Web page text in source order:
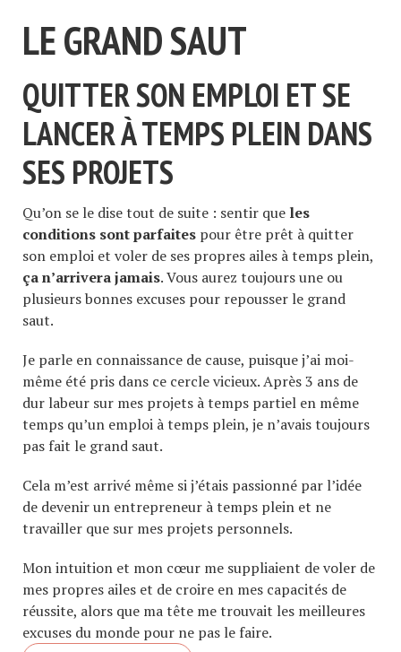
LE GRAND SAUT
QUITTER SON EMPLOI ET SE
LANCER À TEMPS PLEIN DANS
SES PROJETS
Qu’on se le dise tout de suite : sentir que les
conditions sont parfaites pour être prêt à quitter
son emploi et voler de ses propres ailes à temps plein,
ça n’arrivera jamais. Vous aurez toujours une ou
plusieurs bonnes excuses pour repousser le grand
saut.
Je parle en connaissance de cause, puisque j’ai moi-
même été pris dans ce cercle vicieux. Après 3 ans de
dur labeur sur mes projets à temps partiel en même
temps qu’un emploi à temps plein, je n’avais toujours
pas fait le grand saut.
Cela m’est arrivé même si j’étais passionné par l’idée
de devenir un entrepreneur à temps plein et ne
travailler que sur mes projets personnels.
Mon intuition et mon cœur me suppliaient de voler de
mes propres ailes et de croire en mes capacités de
réussite, alors que ma tête me trouvait les meilleures
excuses du monde pour ne pas le faire.